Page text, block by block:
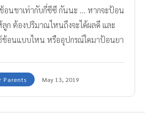
อนชาเท่ากับกี่ซีซี กันนะ ... หากจะป้อน
ลูก ต้องปริมาณไหนถึงจะได้ผลดี และ
ช้อนแบบไหน หรืออุปกรณ์ใดมาป้อนยา
Parents May 13, 2019